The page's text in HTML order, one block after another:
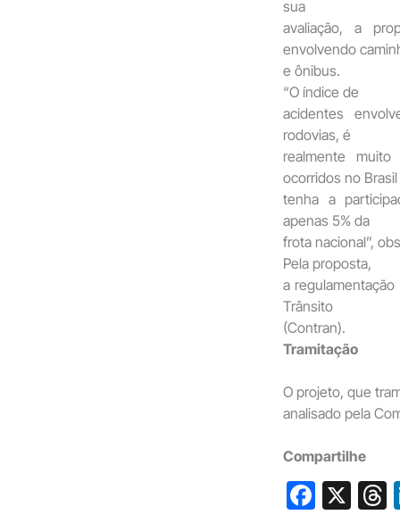
sua
avaliação, a
envolvendo
e ônibus.
“O índice de
acidentes
rodovias, é
realmente
ocorridos no Brasil
tenha a
apenas 5% da
frota nacional”,
Pela proposta,
a
Trânsito
(Contran).
Tramitação
O projeto, que
analisado pela
Compartilhe
F
X